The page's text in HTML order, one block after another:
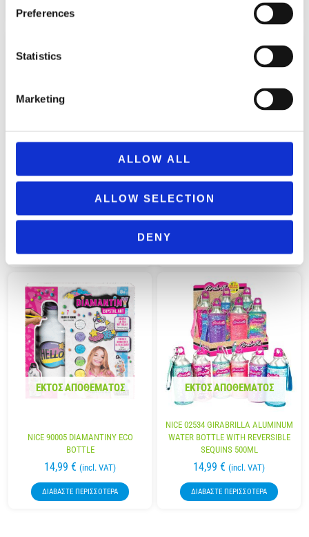
Preferences
Statistics
Marketing
ALLOW ALL
ALLOW SELECTION
DENY
ΠΡΟΣΘΉΚΗ ΣΤΟ ΚΑΛΆΘΙ
NAKAS 101961 PAGOURI
ALOUMINIOU 400ml – H KYRIA
8,99€
ΝΑΚΑΣ 101992 Παγούρι με Καλαμάκι
7,99€
ΕΚΤΌΣ ΑΠΟΘΈΜΑΤΟΣ
NICE 90005 DIAMANTINY ECO
BOTTLE
14,99 € (incl. VAT)
ΔΙΑΒΆΣΤΕ ΠΕΡΙΣΣΌΤΕΡΑ
ΕΚΤΌΣ ΑΠΟΘΈΜΑΤΟΣ
NICE 02534 GIRABRILLA ALUMINUM
WATER BOTTLE WITH REVERSIBLE
SEQUINS 500ML
14,99 € (incl. VAT)
ΔΙΑΒΆΣΤΕ ΠΕΡΙΣΣΌΤΕΡΑ